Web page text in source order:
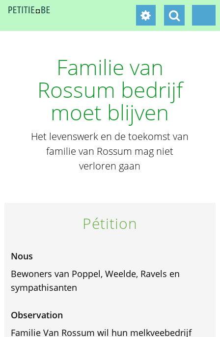
Familie van
Rossum bedrijf
moet blijven
Het levenswerk en de toekomst van
familie van Rossum mag niet
verloren gaan
Pétition
Nous
Bewoners van Poppel, Weelde, Ravels en
sympathisanten
Observation
Familie Van Rossum wil hun melkveebedrijf